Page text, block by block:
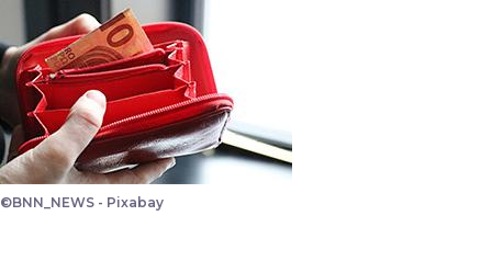
Porte-monnaie
©BNN_NEWS - Pixabay